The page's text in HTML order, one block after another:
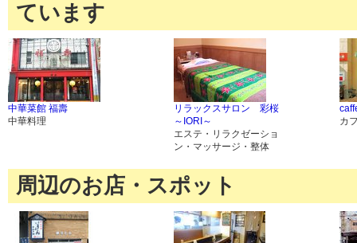
ています
中華菜館 福壽
中華料理
リラックスサロン 彩桜
～IORI～
エステ・リラクゼーショ
ン・マッサージ・整体
カ
周辺のお店・スポット